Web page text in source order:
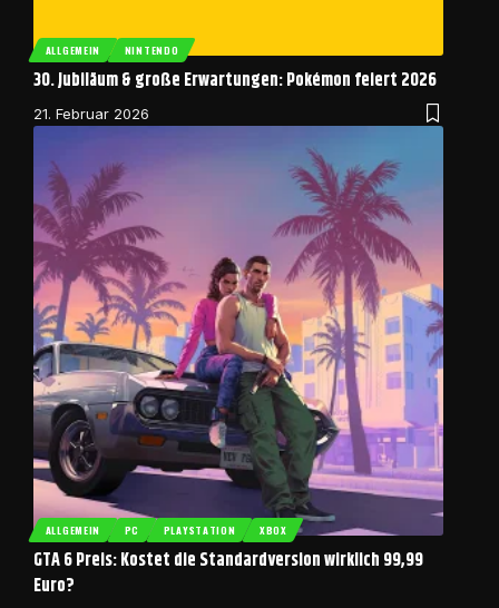
ALLGEMEIN NINTENDO
30. Jubiläum & große Erwartungen: Pokémon feiert 2026
21. Februar 2026
ALLGEMEIN PC PLAYSTATION XBOX
GTA 6 Preis: Kostet die Standardversion wirklich 99,99
Euro?